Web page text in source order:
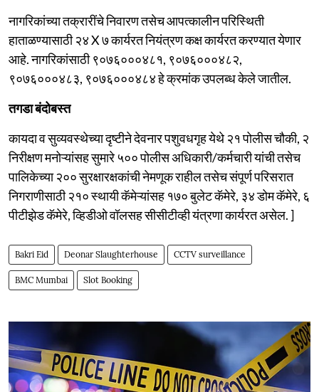
नागरिकांच्या तक्रारींचे निवारण तसेच आपत्कालीन परिस्थिती
हाताळण्यासाठी २४ X ७ कार्यरत नियंत्रण कक्ष कार्यरत करण्यात येणार
आहे. नागरिकांसाठी ९०७६०००४८१, ९०७६०००४८२,
९०७६०००४८३, ९०७६०००४८४ हे क्रमांक उपलब्ध केले जातील.
तगडा बंदोबस्त
कायदा व सुव्यवस्थेच्या दृष्टीने देवनार पशुवधगृह येथे २१ पोलीस चौकी, २
निरीक्षण मनोऱ्यांसह सुमारे ५०० पोलीस अधिकारी/कर्मचारी यांची तसेच
पालिकेच्या २०० सुरक्षारक्षकांची नेमणूक राहील तसेच संपूर्ण परिसरात
निगराणीसाठी २१० स्थायी कॅमेऱ्यांसह १७० बुलेट कॅमेरे, ३४ डोम कॅमेरे, ६
पीटीझेड कॅमेरे, व्हिडीओ वॉलसह सीसीटीव्ही यंत्रणा कार्यरत असेल. ]
Bakri Eid Deonar Slaughterhouse CCTV surveillance
BMC Mumbai Slot Booking